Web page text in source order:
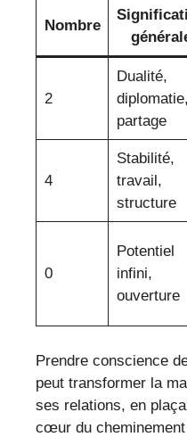
Nombre
2
Dualité,
diplomatie,
partage
4
Stabilité,
travail,
structure
0
Potentiel
infini,
ouverture
Prendre conscience
peut transformer la
ses relations, en
cœur du